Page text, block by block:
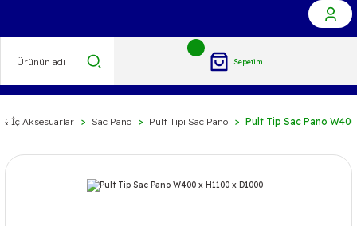
Sepetim
& İç Aksesuarlar Sac Pano Pult Tipi Sac Pano Pult Tip Sac Pano